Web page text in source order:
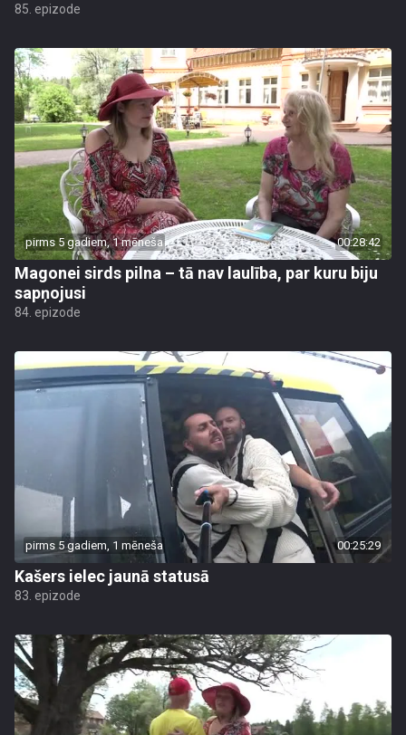
85. epizode
pirms 5 gadiem, 1 mēneša 00:28:42
Magonei sirds pilna – tā nav laulība, par kuru biju
sapņojusi
84. epizode
pirms 5 gadiem, 1 mēneša 00:25:29
Kašers ielec jaunā statusā
83. epizode